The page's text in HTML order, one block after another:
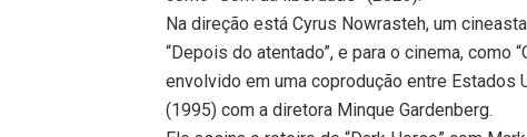
Na direção está Cyrus Nowrasteh, um
“Depois do atentado”, e para o cinema, como
envolvido em uma coprodução entre Estados
(1995) com a diretora Minque Gardenberg.